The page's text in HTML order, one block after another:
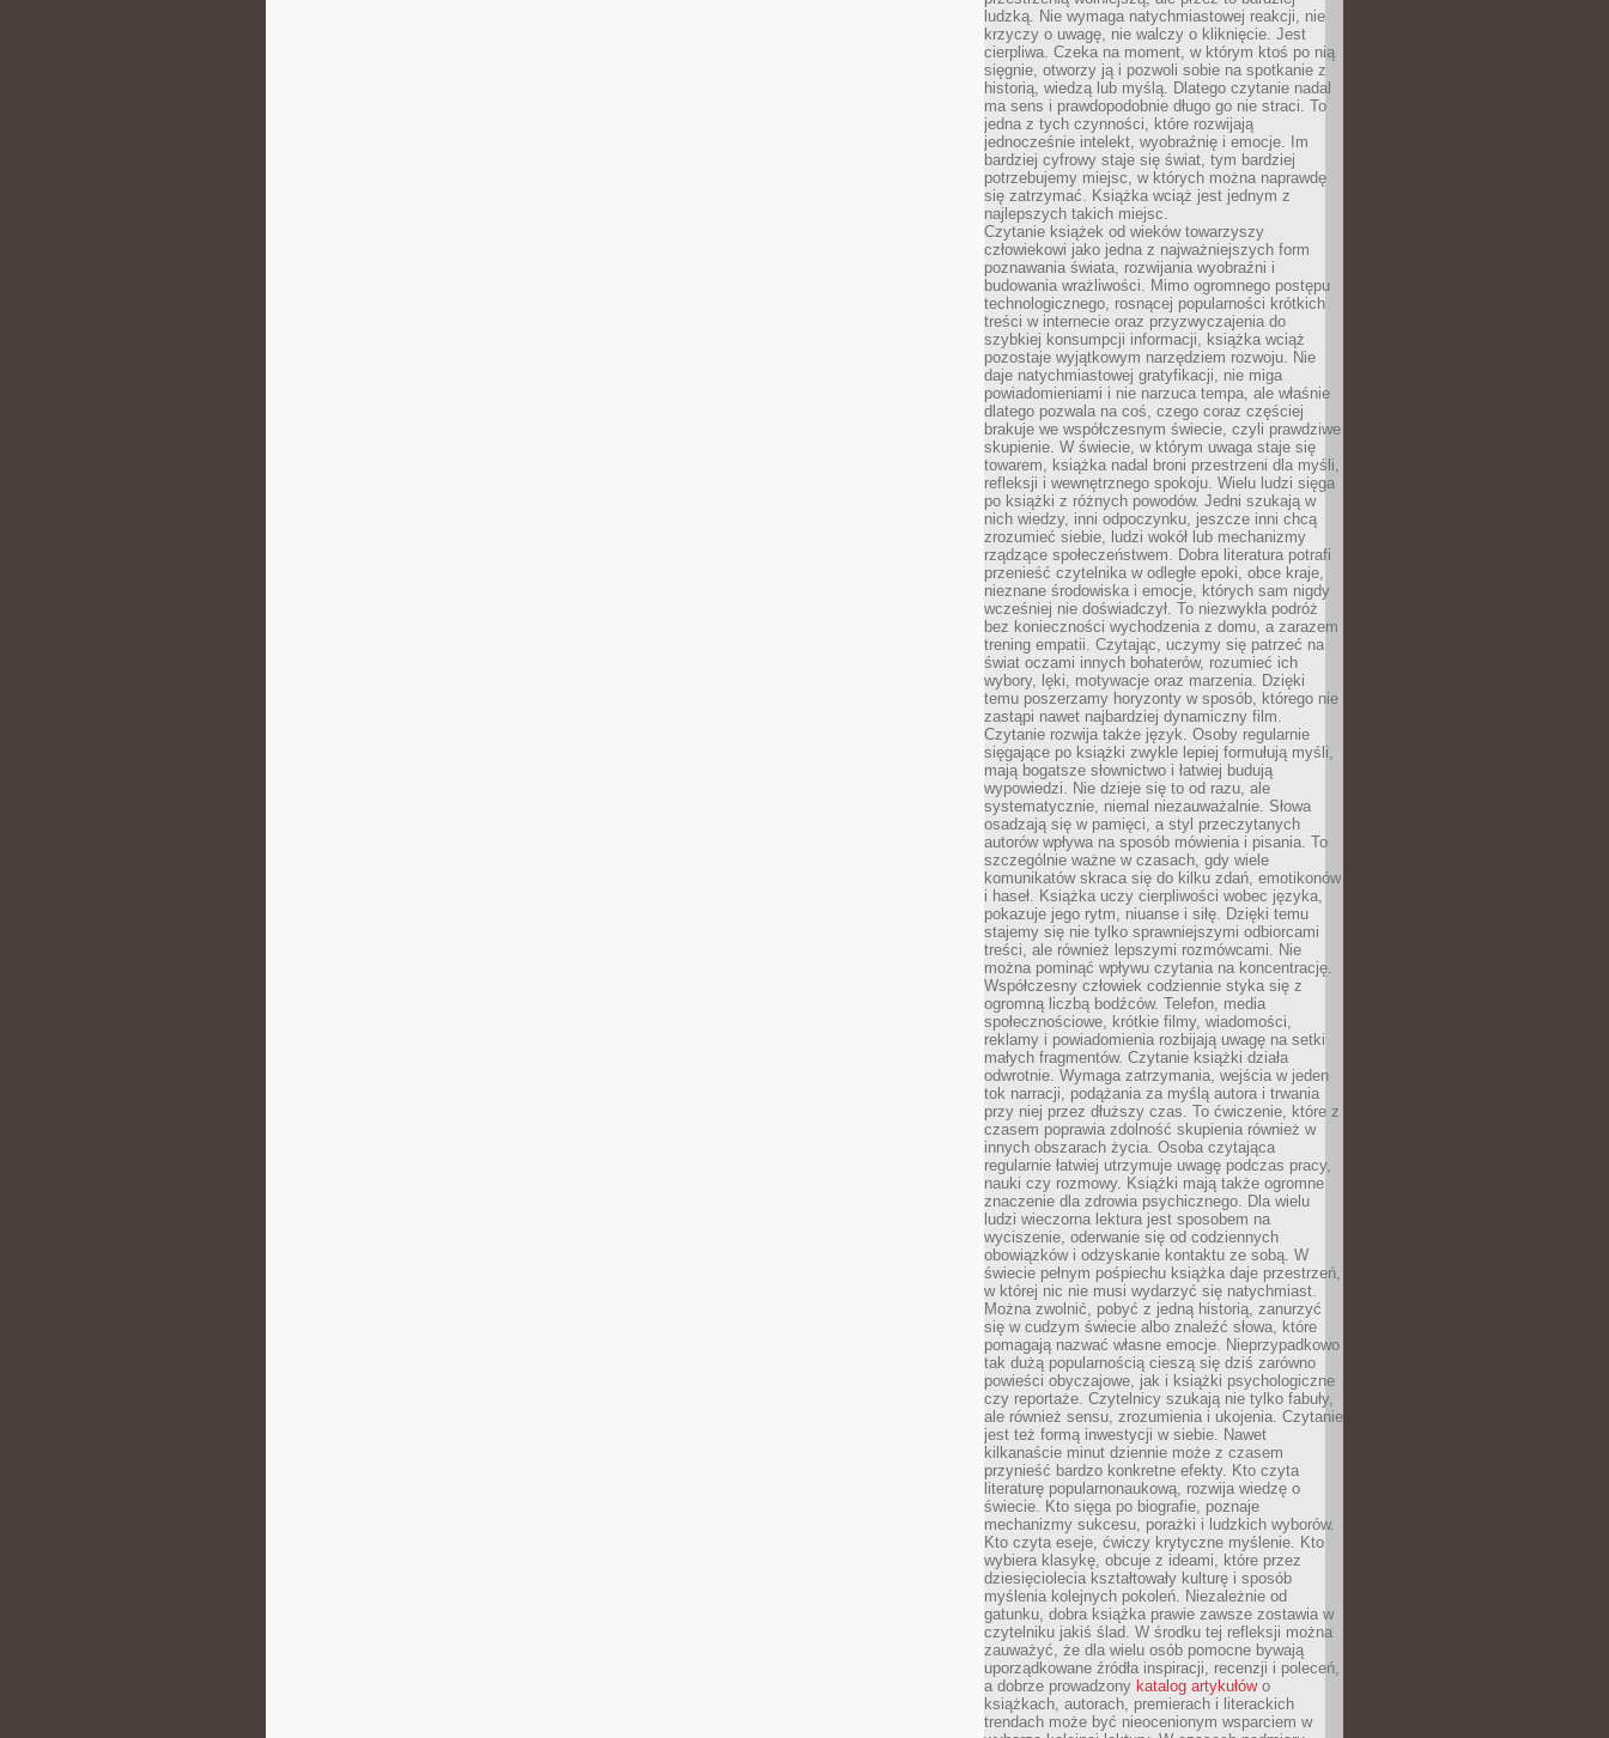
ludzką. Nie wymaga natychmiastowej reakcji, nie
krzyczy o uwagę, nie walczy o kliknięcie. Jest
cierpliwa. Czeka na moment, w którym ktoś po nią
sięgnie, otworzy ją i pozwoli sobie na spotkanie z
historią, wiedzą lub myślą. Dlatego czytanie nadal
ma sens i prawdopodobnie długo go nie straci. To
jedna z tych czynności, które rozwijają
jednocześnie intelekt, wyobraźnię i emocje. Im
bardziej cyfrowy staje się świat, tym bardziej
potrzebujemy miejsc, w których można naprawdę
się zatrzymać. Książka wciąż jest jednym z
najlepszych takich miejsc.
Czytanie książek od wieków towarzyszy
człowiekowi jako jedna z najważniejszych form
poznawania świata, rozwijania wyobraźni i
budowania wrażliwości. Mimo ogromnego postępu
technologicznego, rosnącej popularności krótkich
treści w internecie oraz przyzwyczajenia do
szybkiej konsumpcji informacji, książka wciąż
pozostaje wyjątkowym narzędziem rozwoju. Nie
daje natychmiastowej gratyfikacji, nie miga
powiadomieniami i nie narzuca tempa, ale właśnie
dlatego pozwala na coś, czego coraz częściej
brakuje we współczesnym świecie, czyli prawdziwe
skupienie. W świecie, w którym uwaga staje się
towarem, książka nadal broni przestrzeni dla myśli,
refleksji i wewnętrznego spokoju. Wielu ludzi sięga
po książki z różnych powodów. Jedni szukają w
nich wiedzy, inni odpoczynku, jeszcze inni chcą
zrozumieć siebie, ludzi wokół lub mechanizmy
rządzące społeczeństwem. Dobra literatura potrafi
przenieść czytelnika w odległe epoki, obce kraje,
nieznane środowiska i emocje, których sam nigdy
wcześniej nie doświadczył. To niezwykła podróż
bez konieczności wychodzenia z domu, a zarazem
trening empatii. Czytając, uczymy się patrzeć na
świat oczami innych bohaterów, rozumieć ich
wybory, lęki, motywacje oraz marzenia. Dzięki
temu poszerzamy horyzonty w sposób, którego nie
zastąpi nawet najbardziej dynamiczny film.
Czytanie rozwija także język. Osoby regularnie
sięgające po książki zwykle lepiej formułują myśli,
mają bogatsze słownictwo i łatwiej budują
wypowiedzi. Nie dzieje się to od razu, ale
systematycznie, niemal niezauważalnie. Słowa
osadzają się w pamięci, a styl przeczytanych
autorów wpływa na sposób mówienia i pisania. To
szczególnie ważne w czasach, gdy wiele
komunikatów skraca się do kilku zdań, emotikonów
i haseł. Książka uczy cierpliwości wobec języka,
pokazuje jego rytm, niuanse i siłę. Dzięki temu
stajemy się nie tylko sprawniejszymi odbiorcami
treści, ale również lepszymi rozmówcami. Nie
można pominąć wpływu czytania na koncentrację.
Współczesny człowiek codziennie styka się z
ogromną liczbą bodźców. Telefon, media
społecznościowe, krótkie filmy, wiadomości,
reklamy i powiadomienia rozbijają uwagę na setki
małych fragmentów. Czytanie książki działa
odwrotnie. Wymaga zatrzymania, wejścia w jeden
tok narracji, podążania za myślą autora i trwania
przy niej przez dłuższy czas. To ćwiczenie, które z
czasem poprawia zdolność skupienia również w
innych obszarach życia. Osoba czytająca
regularnie łatwiej utrzymuje uwagę podczas pracy,
nauki czy rozmowy. Książki mają także ogromne
znaczenie dla zdrowia psychicznego. Dla wielu
ludzi wieczorna lektura jest sposobem na
wyciszenie, oderwanie się od codziennych
obowiązków i odzyskanie kontaktu ze sobą. W
świecie pełnym pośpiechu książka daje przestrzeń,
w której nic nie musi wydarzyć się natychmiast.
Można zwolnić, pobyć z jedną historią, zanurzyć
się w cudzym świecie albo znaleźć słowa, które
pomagają nazwać własne emocje. Nieprzypadkowo
tak dużą popularnością cieszą się dziś zarówno
powieści obyczajowe, jak i książki psychologiczne
czy reportaże. Czytelnicy szukają nie tylko fabuły,
ale również sensu, zrozumienia i ukojenia. Czytanie
jest też formą inwestycji w siebie. Nawet
kilkanaście minut dziennie może z czasem
przynieść bardzo konkretne efekty. Kto czyta
literaturę popularnonaukową, rozwija wiedzę o
świecie. Kto sięga po biografie, poznaje
mechanizmy sukcesu, porażki i ludzkich wyborów.
Kto czyta eseje, ćwiczy krytyczne myślenie. Kto
wybiera klasykę, obcuje z ideami, które przez
dziesięciolecia kształtowały kulturę i sposób
myślenia kolejnych pokoleń. Niezależnie od
gatunku, dobra książka prawie zawsze zostawia w
czytelniku jakiś ślad. W środku tej refleksji można
zauważyć, że dla wielu osób pomocne bywają
uporządkowane źródła inspiracji, recenzji i poleceń,
a dobrze prowadzony katalog artykułówo
książkach, autorach, premierach i literackich
trendach może być nieocenionym wsparciem w